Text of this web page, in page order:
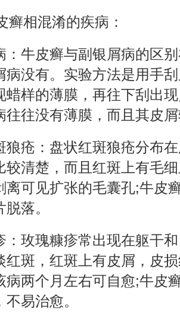
癣相混淆的疾病：
：牛皮癣与副银屑病的区
病没有。实验方法是用手
蜡样的薄膜，再往下刮出
往往没有薄膜，而且其皮
狼疮：盘状红斑狼疮分布
较清楚，而且红斑上有毛
离可见扩张的毛囊孔;牛皮
落。
：玫瑰糠疹常出现在躯干
红斑，红斑上有皮屑，皮
病两个月左右可自愈;牛皮
易治愈。